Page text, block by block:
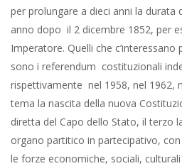
per prolungare a dieci anni la durata
anno dopo il 2 dicembre 1852, per
Imperatore. Quelli che
sono i referendum costituzionali
rispettivamente nel 1958, nel 1962,
tema la nascita della nuova
diretta del Capo dello Stato, il terzo
organo partitico in partecipativo,
le forze economiche, sociali,